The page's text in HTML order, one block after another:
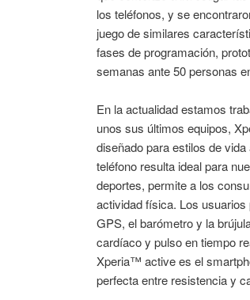
los teléfonos, y se
juego de similares
fases de programación,
semanas ante 50 personas
En la actualidad estamos
unos sus últimos equipos,
diseñado para estilos de
teléfono resulta ideal para
deportes, permite a los
actividad física. Los
GPS, el barómetro y la
cardíaco y pulso en tiempo
Xperia™ active es el
perfecta entre resistencia y